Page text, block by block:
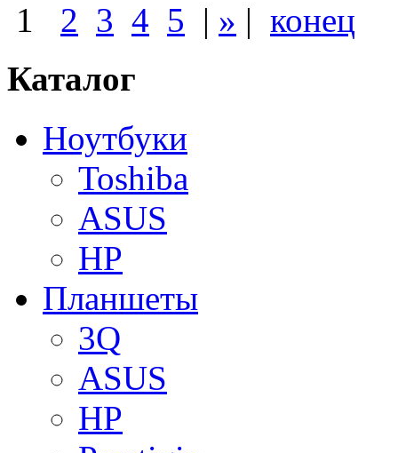
1
2 3 4 5 | » | конец
Каталог
Ноутбуки
Toshiba
ASUS
HP
Планшеты
3Q
ASUS
HP